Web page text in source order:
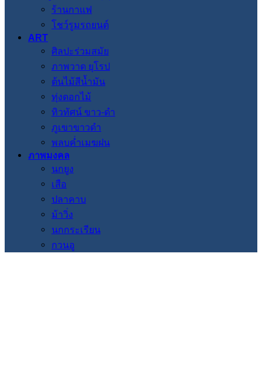
ร้านกาแฟ
โชว์รูมรถยนต์
ART
ศิลปะร่วมสมัย
ภาพวาด ยุโรป
ต้นไม้สีน้ำมัน
ทุ่งดอกไม้
ทิวทัศน์ ขาว-ดำ
ภูเขาขาวดำ
พลบค่ำเมฆฝน
ภาพมงคล
นกยูง
เสือ
ปลาคาบ
ม้าวิ่ง
นกกระเรียน
กวนอู